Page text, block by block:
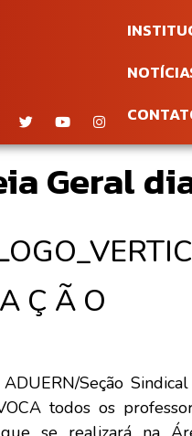
Geral
Ç Ã O
Seção
todos os